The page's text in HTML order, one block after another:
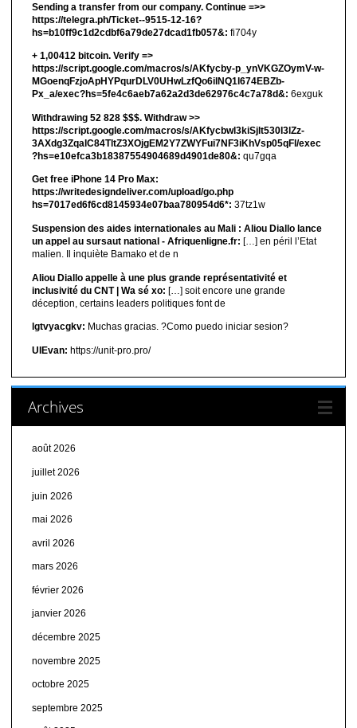
Sending a transfer from our company. Continue =>>
https://telegra.ph/Ticket--9515-12-16?
hs=b10ff9c1d2cdbf6a79de27dcad1fb057&: fi704y
+ 1,00412 bitсоin. Verify =>
https://script.google.com/macros/s/AKfycby-p_ynVKGZOymV-w-
MGoenqFzjoApHYPqurDLV0UHwLzfQo6ilNQ1l674EBZb-
Px_a/exec?hs=5fe4c6aeb7a62a2d3de62976c4c7a78d&: 6exguk
Withdrawing 52 828 $$$. Withdrаw >>
https://script.google.com/macros/s/AKfycbwl3kiSjlt530I3lZz-
3AXdg3ZqalC84TltZ3XOjgEM2Y7ZWYFui7NF3iKhVsp05qFl/exec
?hs=e10efca3b18387554904689d4901de80&: qu7gqa
Get free iPhone 14 Pro Max:
https://writedesigndeliver.com/upload/go.php
hs=7017ed6f6cd8145934e07baa780954d6*: 37tz1w
Suspension des aides internationales au Mali : Aliou Diallo lance
un appel au sursaut national - Afriquenligne.fr: […] en péril l’Etat
malien. Il inquiète Bamako et de n
Aliou Diallo appelle à une plus grande représentativité et
inclusivité du CNT | Wa sé xo: […] soit encore une grande
déception, certains leaders politiques font de
lgtvyacgkv: Muchas gracias. ?Como puedo iniciar sesion?
UIEvan: https://unit-pro.pro/
Archives
août 2026
juillet 2026
juin 2026
mai 2026
avril 2026
mars 2026
février 2026
janvier 2026
décembre 2025
novembre 2025
octobre 2025
septembre 2025